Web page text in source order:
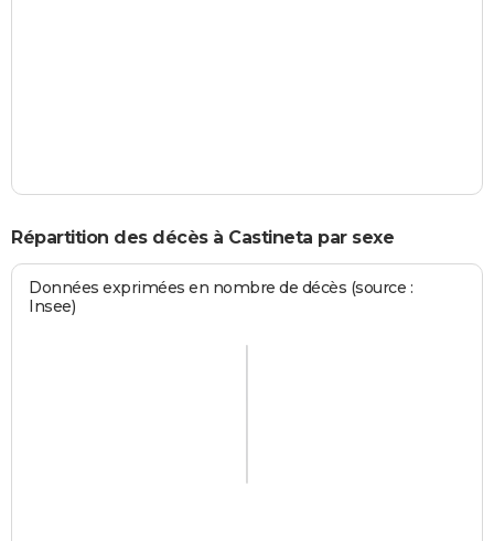
Répartition des décès à Castineta par sexe
Données exprimées en nombre de décès (source :
Insee)